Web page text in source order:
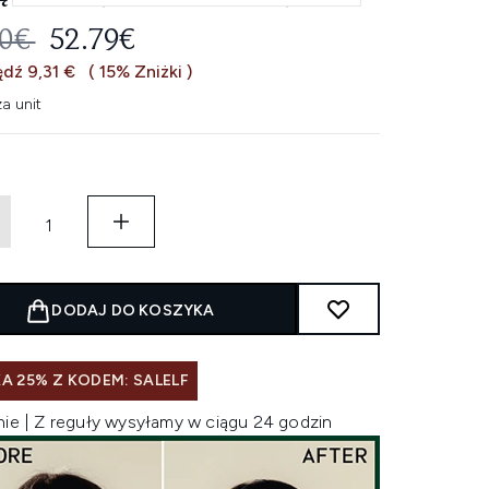
CENA DETALICZNA:
AKTUALNA CENA:
52.79€
9,31 € ( 15% Zniżki )
unit
DODAJ DO KOSZYKA
25% Z KODEM: SALELF
| Z reguły wysyłamy w ciągu 24 godzin